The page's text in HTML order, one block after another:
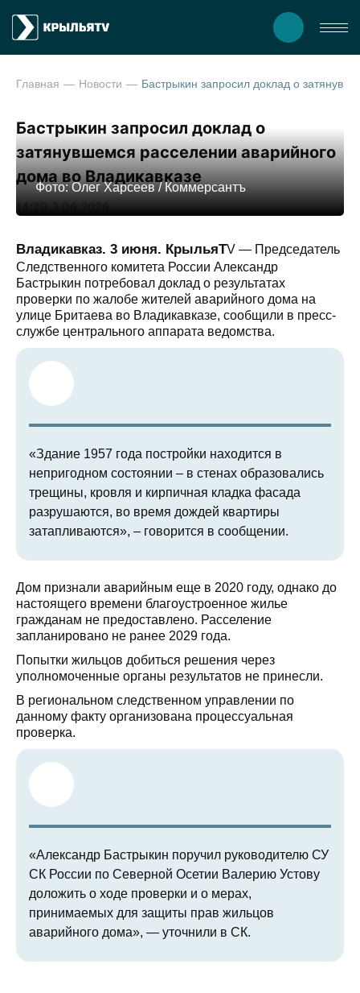
Главная Новости
Бастрыкин запросил доклад о
затянувшемся расселении аварийного
дома во Владикавказе
14:29 3.06.2026
Фото: Олег Харсеев / Коммерсантъ
Владикавказ. 3 июня. КрыльяTV — Председатель
Следственного комитета России Александр
Бастрыкин потребовал доклад о результатах
проверки по жалобе жителей аварийного дома на
улице Бритаева во Владикавказе, сообщили в пресс-
службе центрального аппарата ведомства.
«Здание 1957 года постройки находится в
непригодном состоянии – в стенах образовались
трещины, кровля и кирпичная кладка фасада
разрушаются, во время дождей квартиры
затапливаются», – говорится в сообщении.
Дом признали аварийным еще в 2020 году, однако до
настоящего времени благоустроенное жилье
гражданам не предоставлено. Расселение
запланировано не ранее 2029 года.
Попытки жильцов добиться решения через
уполномоченные органы результатов не принесли.
В региональном следственном управлении по
данному факту организована процессуальная
проверка.
«Александр Бастрыкин поручил руководителю СУ
СК России по Северной Осетии Валерию Устову
доложить о ходе проверки и о мерах,
принимаемых для защиты прав жильцов
аварийного дома», — уточнили в СК.